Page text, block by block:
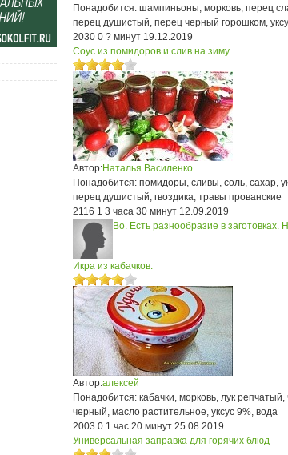
Понадобится: шампиньоны, морковь, перец
перец душистый, перец черный горошком,
2030 0 ? минут 19.12.2019
Соус из помидоров и слив на зиму
Автор:Наталья Василенко
Понадобится: помидоры, сливы, соль, сахар,
перец душистый, гвоздика, травы прованские
2116 1 3 часа 30 минут 12.09.2019
Во. Есть разнообразие в заготовках.
Икра из кабачков.
Автор:алексей
Понадобится: кабачки, морковь, лук
черный, масло растительное, уксус 9%, вода
2003 0 1 час 20 минут 25.08.2019
Универсальная заправка для горячих блюд